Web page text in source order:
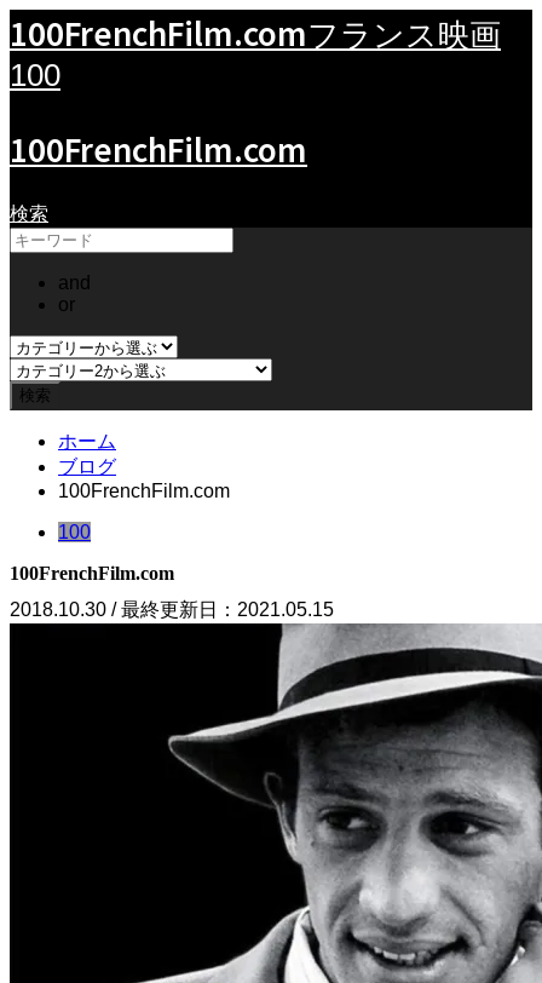
100FrenchFilm.comフランス映画
100
100FrenchFilm.com
検索
and
or
ホーム
ブログ
100FrenchFilm.com
100
100FrenchFilm.com
2018.10.30 / 最終更新日：2021.05.15